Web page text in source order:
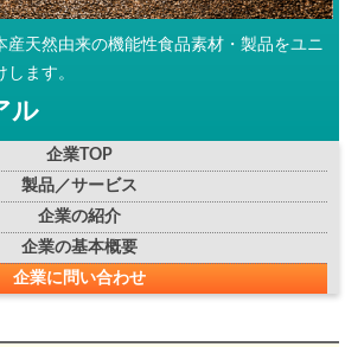
産天然由来の機能性食品素材・製品をユニ
ます。
ル
企業TOP
製品／サービス
企業の紹介
企業の基本概要
企業に問い合わせ